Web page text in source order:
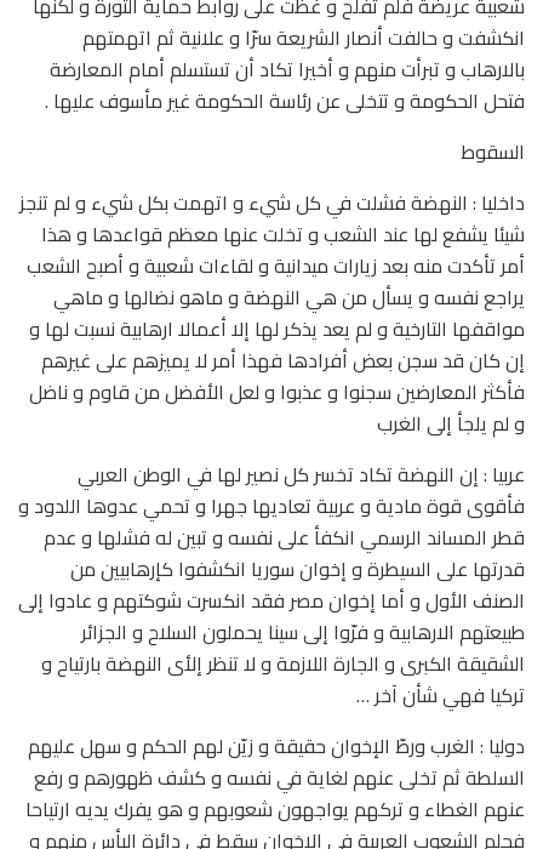
انكشفت و حالفت أنصار الشريعة سرّا و علانية ثم اتهمتهم
بالارهاب و تبرأت منهم و أخيرا تكاد أن تستسلم أمام المعارضة
فتحل الحكومة و تتخلى عن رئاسة الحكومة غير مأسوف عليها .
السقوط
داخليا : النهضة فشلت في كل شيء و اتهمت بكل شيء و لم تنجز
شيئا يشفع لها عند الشعب و تخلت عنها معظم قواعدها و هذا
أمر تأكدت منه بعد زيارات ميدانية و لقاءات شعبية و أصبح الشعب
يراجع نفسه و يسأل من هي النهضة و ماهو نضالها و ماهي
مواقفها التارخية و لم يعد يذكر لها إلا أعمالا ارهابية نسبت لها و
إن كان قد سجن بعض أفرادها فهذا أمر لا يميزهم على غيرهم
فأكثر المعارضين سجنوا و عذبوا و لعل الأفضل من قاوم و ناضل
و لم يلجأ إلى الغرب
عربيا : إن النهضة تكاد تخسر كل نصير لها في الوطن العربي
فأقوى قوة مادية و عربية تعاديها جهرا و تحمي عدوها اللدود و
قطر المساند الرسمي انكفأ على نفسه و تبين له فشلها و عدم
قدرتها على السيطرة و إخوان سوريا انكشفوا كإرهابيين من
الصنف الأول و أما إخوان مصر فقد انكسرت شوكتهم و عادوا إلى
طبيعتهم الارهابية و فرّوا إلى سينا يحملون السلاح و الجزائر
الشقيقة الكبرى و الجارة اللازمة و لا تنظر إلأى النهضة بارتياح و
تركيا فهي شأن آخر …
دوليا : الغرب ورطّ الإخوان حقيقة و زيّن لهم الحكم و سهل عليهم
السلطة ثم تخلى عنهم لغاية في نفسه و كشف ظهورهم و رفع
عنهم الغطاء و تركهم يواجهون شعوبهم و هو يفرك يديه ارتياحا
فحلم الشعوب العربية في الإخوان سقط في دائرة اليأس منهم و